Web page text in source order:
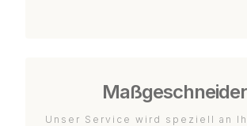
Unser Service wird speziell an